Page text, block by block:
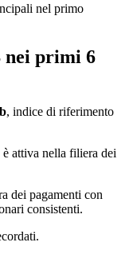
nel primo
primi 6
, indice di riferimento
attiva nella filiera dei
dei pagamenti con
consistenti.